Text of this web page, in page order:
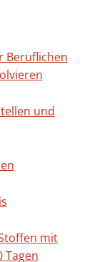
Beruflichen
und
mit
Tagen